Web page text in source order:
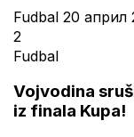
Fudbal 20 април
2
Fudbal
Vojvodina
iz finala Kupa!